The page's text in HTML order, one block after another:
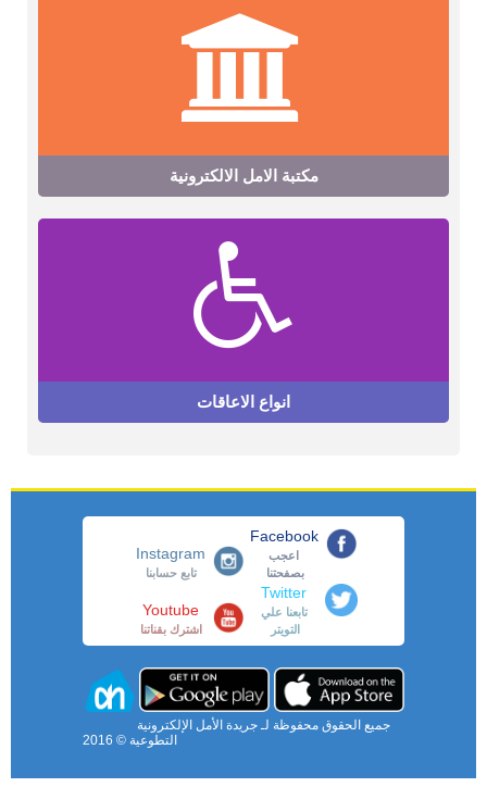
مكتبة الامل الالكترونية
انواع الاعاقات
Facebook
اعجب
بصفحتنا
Instagram
تابع حسابنا
Twitter
تابعنا علي
التويتر
Youtube
اشترك بقناتنا
جميع الحقوق محفوظة لـ جريدة الأمل الإلكترونية
التطوعية © 2016